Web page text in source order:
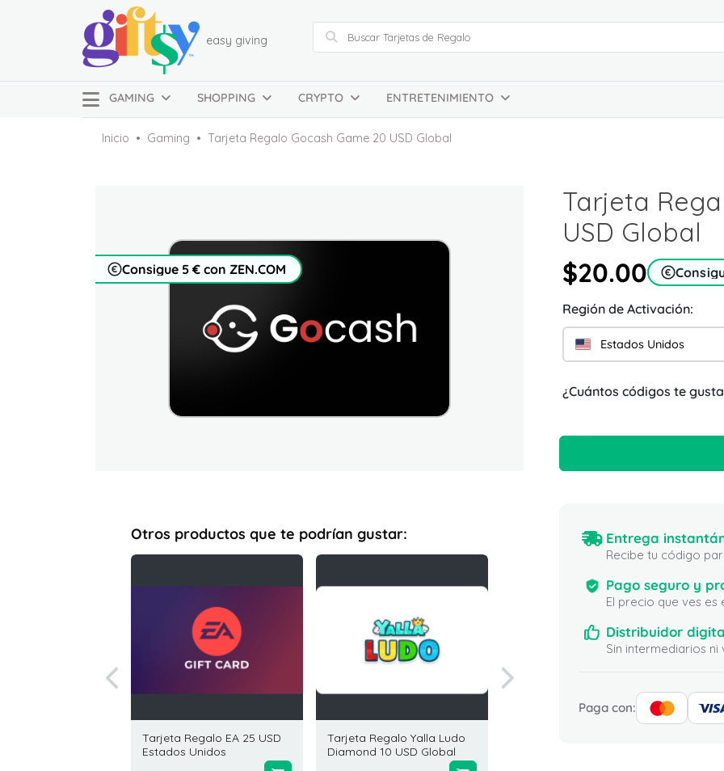
easy giving
GAMING SHOPPING CRYPTO ENTRETENIMIENTO
Inicio Gaming Tarjeta Regalo Gocash Game 20 USD Global
Consigue 5 € con ZEN.COM
Tarjeta
USD Global
$20.00
Región de Activación:
Estados Unidos
¿Cuántos códigos te
Otros productos que te podrían gustar:
Tarjeta Regalo EA 25 USD
Estados Unidos
Tarjeta Regalo Yalla Ludo
Diamond 10 USD Global
Entrega
Recibe tu código
Pago seguro y
El precio que ves
Distribuidor
Sin intermediarios
Paga con: